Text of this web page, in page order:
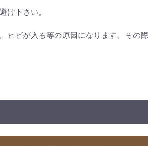
け下さい。
ビが入る等の原因になります。その際